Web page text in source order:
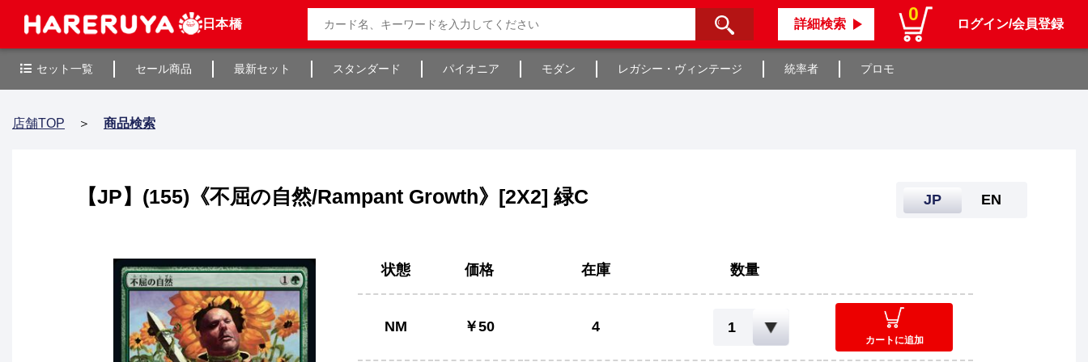
日本橋 詳細検索 0 ログイン/会員登録
セット一覧 セール商品 最新セット スタンダード パイオニア モダン レガシー・ヴィンテージ 統率者 プロモ
店舗TOP ＞ 商品検索
【JP】(155)《不屈の自然/Rampant Growth》[2X2] 緑C JP EN
状態 価格 在庫 数量
NM ￥50 4
カートに追加